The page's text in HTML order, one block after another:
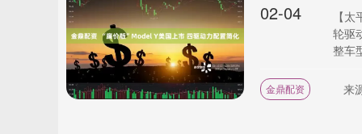
02-04
【
轮驱
整车
金鼎配资 来